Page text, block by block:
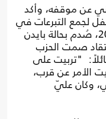
عن موقفه، وأكد
لجمع التبرعات في
هوليوود في يونيو 2024، صُدم بحالة بايدن
صمت الحزب
"تربيت على
الأمر عن قرب،
وكان عليّ